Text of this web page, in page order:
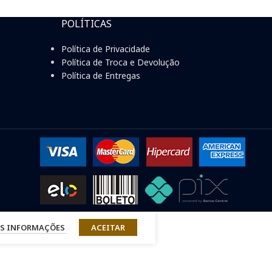
POLÍTICAS
Política de Privacidade
Política de Troca e Devolução
Política de Entregas
INFORMAÇÕES ACEITAR